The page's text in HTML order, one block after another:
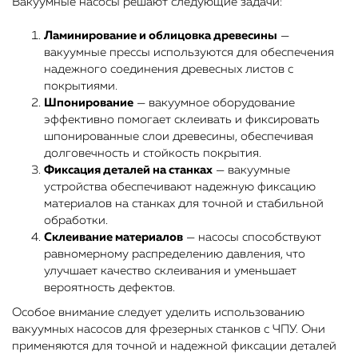
Ламинирование и облицовка древесины —
вакуумные прессы используются для обеспечения
надежного соединения древесных листов с
покрытиями.
Шпонирование — вакуумное оборудование
эффективно помогает склеивать и фиксировать
шпонированные слои древесины, обеспечивая
долговечность и стойкость покрытия.
Фиксация деталей на станках — вакуумные
устройства обеспечивают надежную фиксацию
материалов на станках для точной и стабильной
обработки.
Склеивание материалов — насосы способствуют
равномерному распределению давления, что
улучшает качество склеивания и уменьшает
вероятность дефектов.
Особое внимание следует уделить использованию
вакуумных насосов для фрезерных станков с ЧПУ. Они
применяются для точной и надежной фиксации деталей